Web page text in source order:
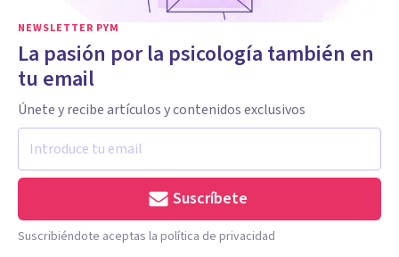
NEWSLETTER PYM
La pasión por la psicología también en
tu email
Únete y recibe artículos y contenidos exclusivos
Suscríbete
Suscribiéndote aceptas la política de privacidad